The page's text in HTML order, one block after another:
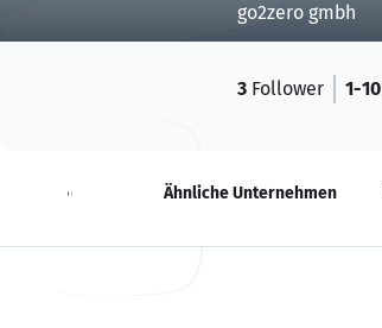
go2zero gmbh
3 Follower 1-10
Neuigkeiten Ähnliche Unternehmen